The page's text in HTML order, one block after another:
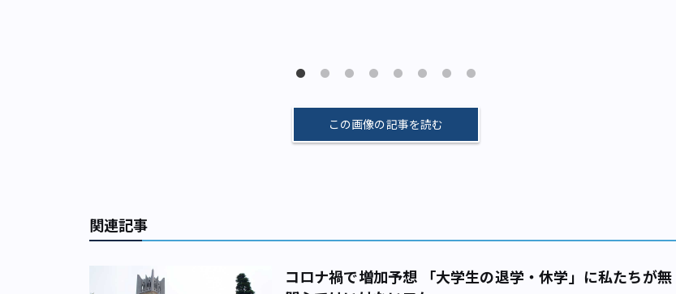
この画像の記事を読む
関連記事
コロナ禍で増加予想 「大学生の退学・休学」に私たちが無